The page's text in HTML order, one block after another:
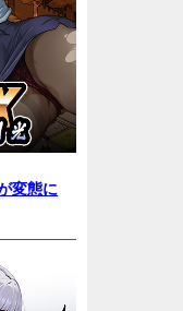
変態に